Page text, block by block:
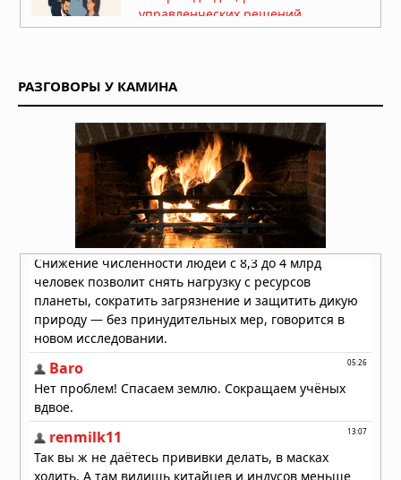
управленческих решений
объединить долги
Самые популярные цветы для
подарка и их особенности
16.07.2026 в 05:30
День рождения в лофте: как
выбрать пространство и
организовать незабываемый
праздник
15.07.2026 в 05:51
25 лучших купальников 2026:
рейтинг топовых брендов и
производителей женских
10.07.2026 в 05:52
02.07.2026 в 05:52
РАЗГОВОРЫ У КАМИНА